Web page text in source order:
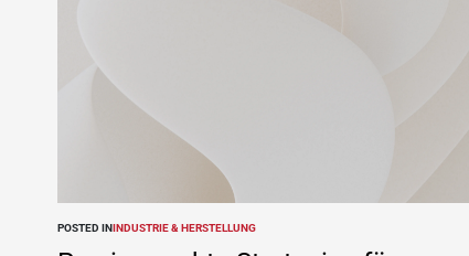
POSTED ININDUSTRIE & HERSTELLUNG